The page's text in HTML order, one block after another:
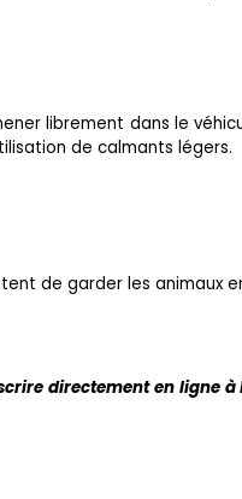
librement dans le
de calmants légers.
de garder les animaux
directement en ligne à